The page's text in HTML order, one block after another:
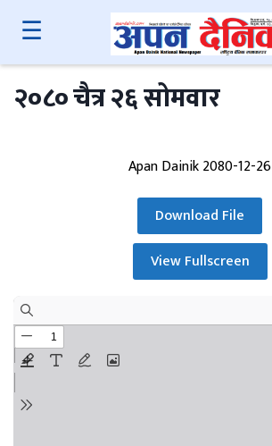
☰
२०८० चैत्र २६ सोमवार
Apan Dainik 2080-12-26
Download File
View Fullscreen